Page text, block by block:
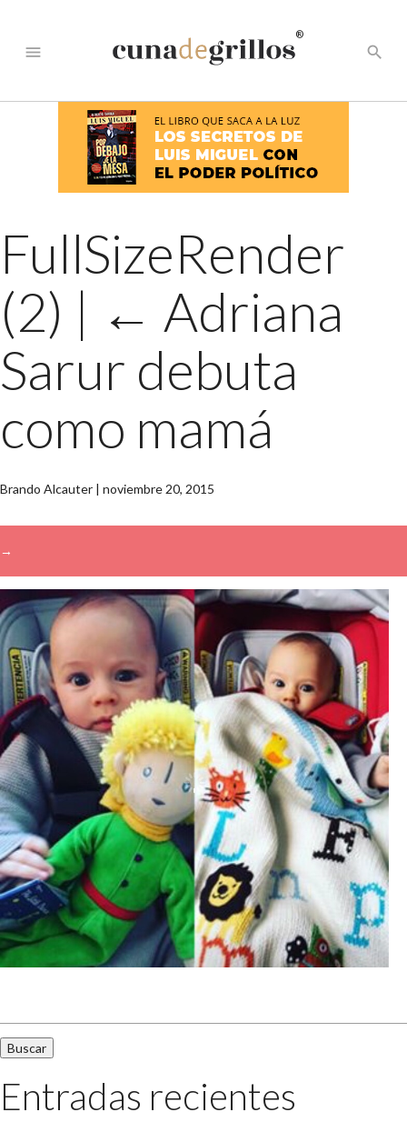
menu
®
search
FullSizeRender
(2) | ← Adriana
Sarur debuta
como mamá
Brando Alcauter | noviembre 20, 2015
→
Entradas recientes